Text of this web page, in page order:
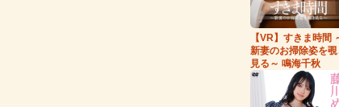
【VR】すきま時間
新妻のお掃除姿を覗
見る～ 鳴海千秋